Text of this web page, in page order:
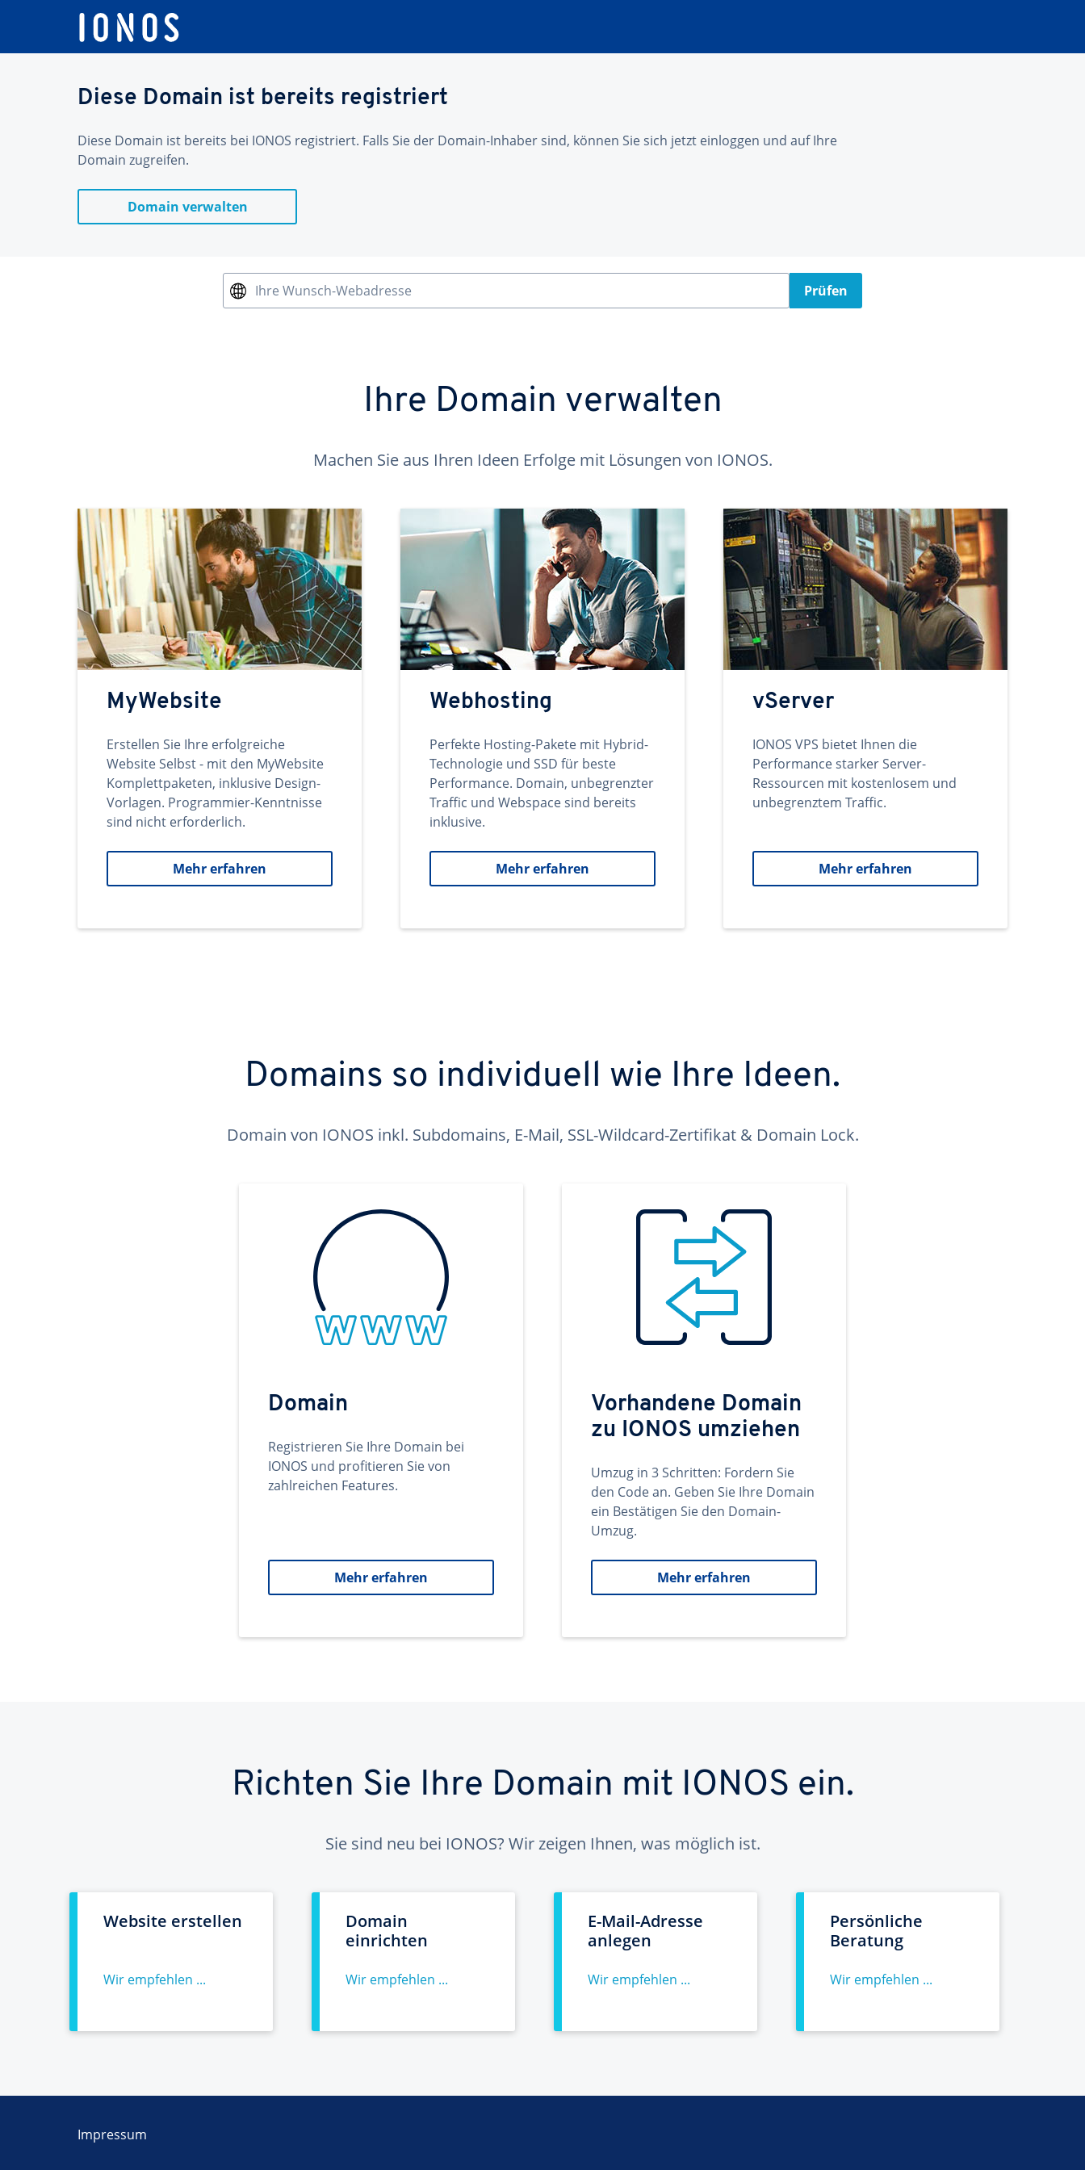
Diese Domain ist bereits registriert
Diese Domain ist bereits bei IONOS registriert. Falls Sie der Domain-Inhaber sind, können Sie sich jetzt einloggen und auf Ihre
Domain zugreifen.
Domain verwalten
Ihre Wunsch-Webadresse Prüfen
Ihre Domain verwalten
Machen Sie aus Ihren Ideen Erfolge mit Lösungen von IONOS.
MyWebsite
Erstellen Sie Ihre erfolgreiche
Website Selbst - mit den MyWebsite
Komplettpaketen, inklusive Design-
Vorlagen. Programmier-Kenntnisse
sind nicht erforderlich.
Mehr erfahren
Webhosting
Perfekte Hosting-Pakete mit Hybrid-
Technologie und SSD für beste
Performance. Domain, unbegrenzter
Traffic und Webspace sind bereits
inklusive.
Mehr erfahren
vServer
IONOS VPS bietet Ihnen die
Performance starker Server-
Ressourcen mit kostenlosem und
unbegrenztem Traffic.
Mehr erfahren
Domains so individuell wie Ihre Ideen.
Domain von IONOS inkl. Subdomains, E-Mail, SSL-Wildcard-Zertifikat & Domain Lock.
Domain
Registrieren Sie Ihre Domain bei
IONOS und profitieren Sie von
zahlreichen Features.
Mehr erfahren
Vorhandene Domain
zu IONOS umziehen
Umzug in 3 Schritten: Fordern Sie
den Code an. Geben Sie Ihre Domain
ein Bestätigen Sie den Domain-
Umzug.
Mehr erfahren
Richten Sie Ihre Domain mit IONOS ein.
Sie sind neu bei IONOS? Wir zeigen Ihnen, was möglich ist.
Website erstellen
Wir empfehlen ...
Domain
einrichten
Wir empfehlen ...
E-Mail-Adresse
anlegen
Wir empfehlen ...
Persönliche
Beratung
Wir empfehlen ...
Impressum